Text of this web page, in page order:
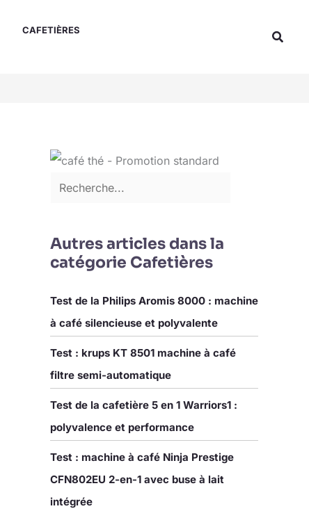
CAFETIÈRES
Autres articles dans la
catégorie Cafetières
Test de la Philips Aromis 8000 : machine
à café silencieuse et polyvalente
Test : krups KT 8501 machine à café
filtre semi-automatique
Test de la cafetière 5 en 1 Warriors1 :
polyvalence et performance
Test : machine à café Ninja Prestige
CFN802EU 2-en-1 avec buse à lait
intégrée